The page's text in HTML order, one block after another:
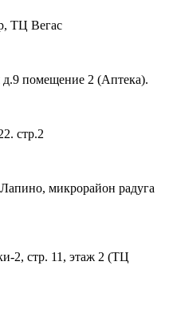
ТЦ Вегас
д.9 помещение 2 (Аптека).
стр.2
микрорайон радуга
2, стр. 11, этаж 2 (ТЦ